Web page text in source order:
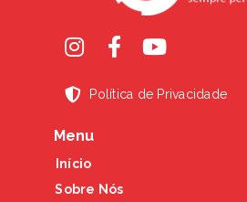
Política de Privacidade
Menu
Início
Sobre Nós